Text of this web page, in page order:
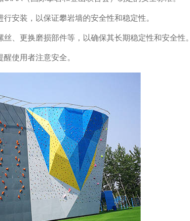
安装，以保证攀岩墙的安全性和稳定性。
、更换磨损部件等，以确保其长期稳定性和安全性。
使用者注意安全。